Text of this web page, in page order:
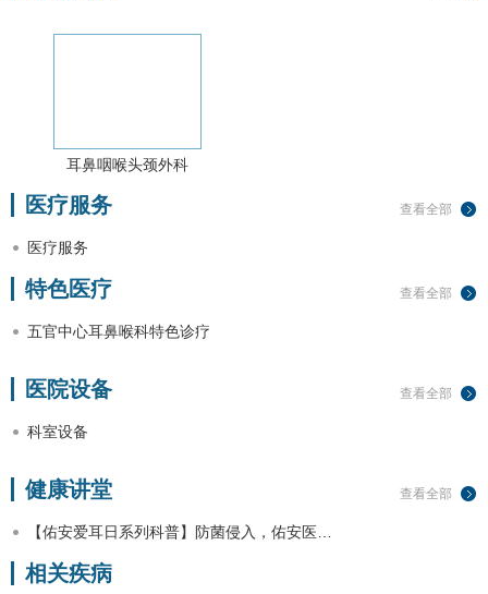
耳鼻咽喉头颈外科
查看全部
医疗服务
医疗服务
查看全部
特色医疗
五官中心耳鼻喉科特色诊疗
查看全部
医院设备
科室设备
查看全部
健康讲堂
【佑安爱耳日系列科普】防菌侵入，佑安医…
相关疾病